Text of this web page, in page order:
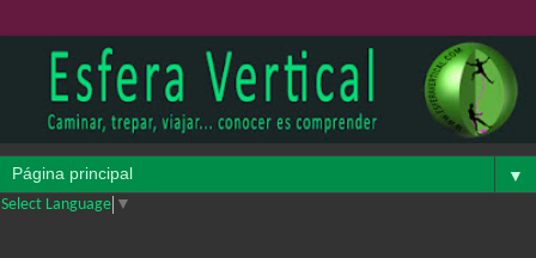
▼
Select Language ▼